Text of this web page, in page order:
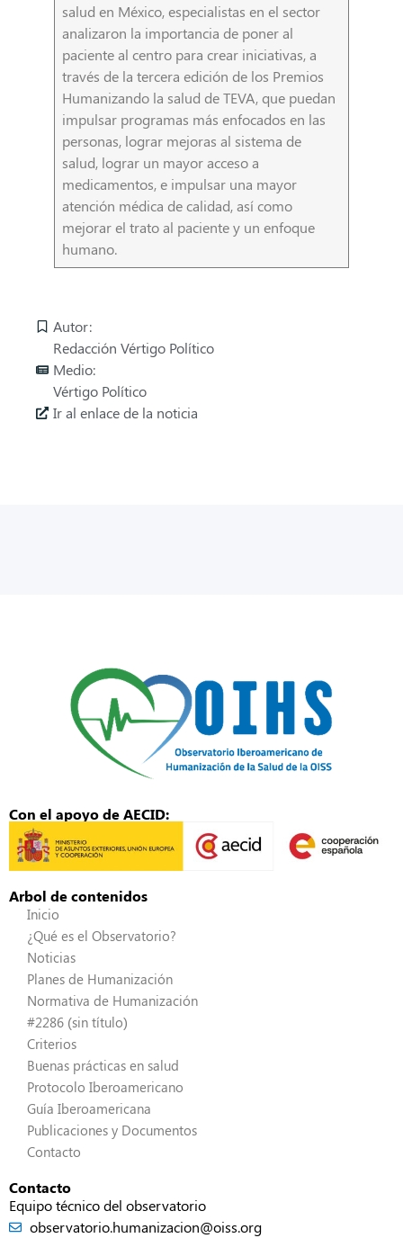
salud en México, especialistas en el sector
analizaron la importancia de poner al
paciente al centro para crear iniciativas, a
través de la tercera edición de los Premios
Humanizando la salud de TEVA, que puedan
impulsar programas más enfocados en las
personas, lograr mejoras al sistema de
salud, lograr un mayor acceso a
medicamentos, e impulsar una mayor
atención médica de calidad, así como
mejorar el trato al paciente y un enfoque
humano.
Autor:
Redacción Vértigo Político
Medio:
Vértigo Político
Ir al enlace de la noticia
Con el apoyo de AECID:
Arbol de contenidos
Inicio
¿Qué es el Observatorio?
Noticias
Planes de Humanización
Normativa de Humanización
#2286 (sin título)
Criterios
Buenas prácticas en salud
Protocolo Iberoamericano
Guía Iberoamericana
Publicaciones y Documentos
Contacto
Contacto
Equipo técnico del observatorio
observatorio.humanizacion@oiss.org